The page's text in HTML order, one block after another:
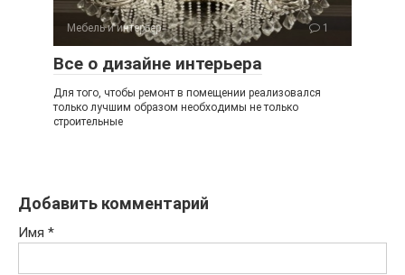
Мебель и интерьер 1
Все о дизайне интерьера
Для того, чтобы ремонт в помещении реализовался
только лучшим образом необходимы не только
строительные
Добавить комментарий
Имя *